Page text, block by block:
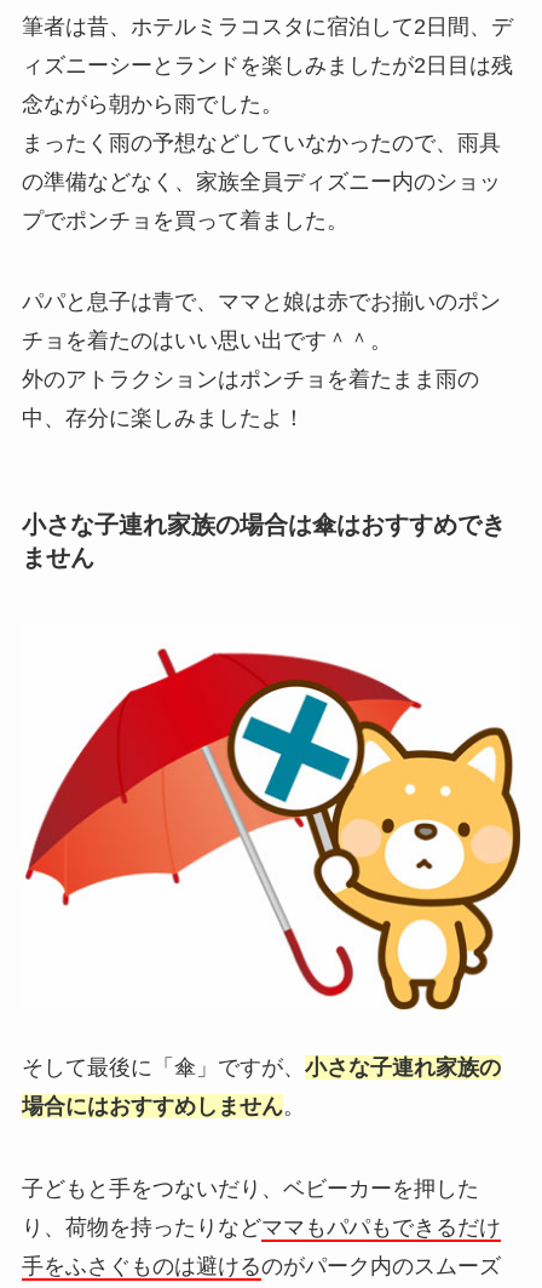
筆者は昔、ホテルミラコスタに宿泊して2日間、デ
ィズニーシーとランドを楽しみましたが2日目は残
念ながら朝から雨でした。
まったく雨の予想などしていなかったので、雨具
の準備などなく、家族全員ディズニー内のショッ
プでポンチョを買って着ました。
パパと息子は青で、ママと娘は赤でお揃いのポン
チョを着たのはいい思い出です＾＾。
外のアトラクションはポンチョを着たまま雨の
中、存分に楽しみましたよ！
小さな子連れ家族の場合は傘はおすすめでき
ません
そして最後に「傘」ですが、 小さな子連れ家族の
場合にはおすすめしません。
子どもと手をつないだり、ベビーカーを押した
り、荷物を持ったりなどママもパパもできるだけ
手をふさぐものは避けるのがパーク内のスムーズ